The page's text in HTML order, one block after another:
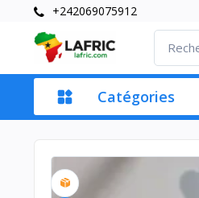
+242069075912
Catégories